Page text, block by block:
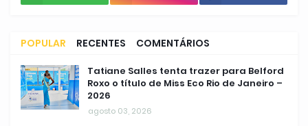
POPULAR RECENTES COMENTÁRIOS
Tatiane Salles tenta trazer para Belford
Roxo o título de Miss Eco Rio de Janeiro –
2026
agosto 03, 2026